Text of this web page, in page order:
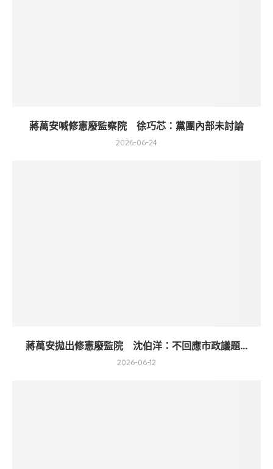
蔣萬安喊修憲廢監察院 徐巧芯：黨團內部未討論
2026-06-24
蔣萬安拋出修憲廢監院 沈伯洋：不回應市政議題...
2026-06-12